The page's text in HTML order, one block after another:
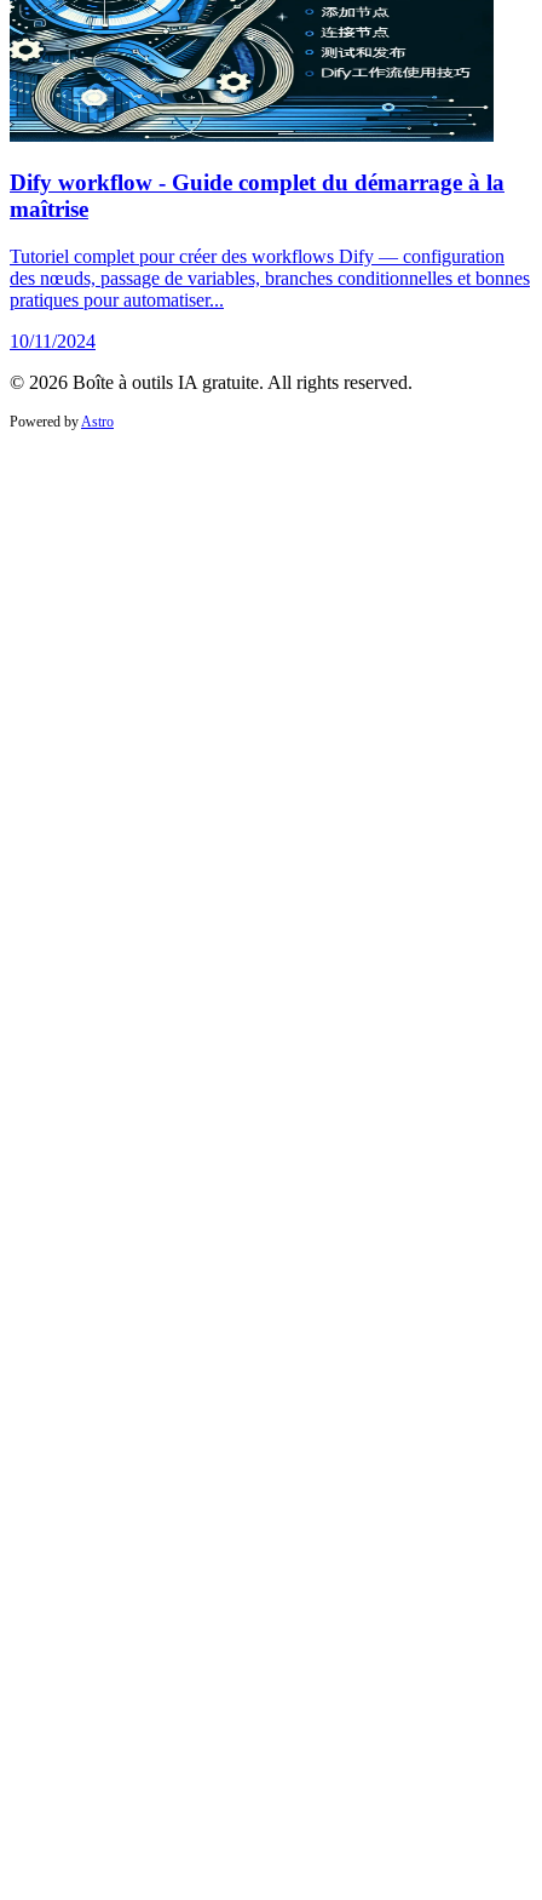
Dify workflow - Guide complet du démarrage à la
maîtrise
Tutoriel complet pour créer des workflows Dify — configuration
des nœuds, passage de variables, branches conditionnelles et bonnes
pratiques pour automatiser...
10/11/2024
© 2026 Boîte à outils IA gratuite. All rights reserved.
Powered by Astro